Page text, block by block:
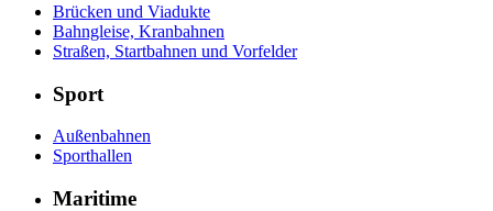
Brücken und Viadukte
Bahngleise, Kranbahnen
Straßen, Startbahnen und Vorfelder
Sport
Außenbahnen
Sporthallen
Maritime